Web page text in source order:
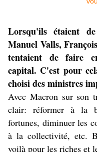
Lorsqu'ils étaient
Manuel Valls,
tentaient de faire
capital. C'est pour
choisi des ministres
Avec Macron sur son
clair: réformer à la
fortunes, diminuer les
à la collectivité, etc.
voilà pour les riches et